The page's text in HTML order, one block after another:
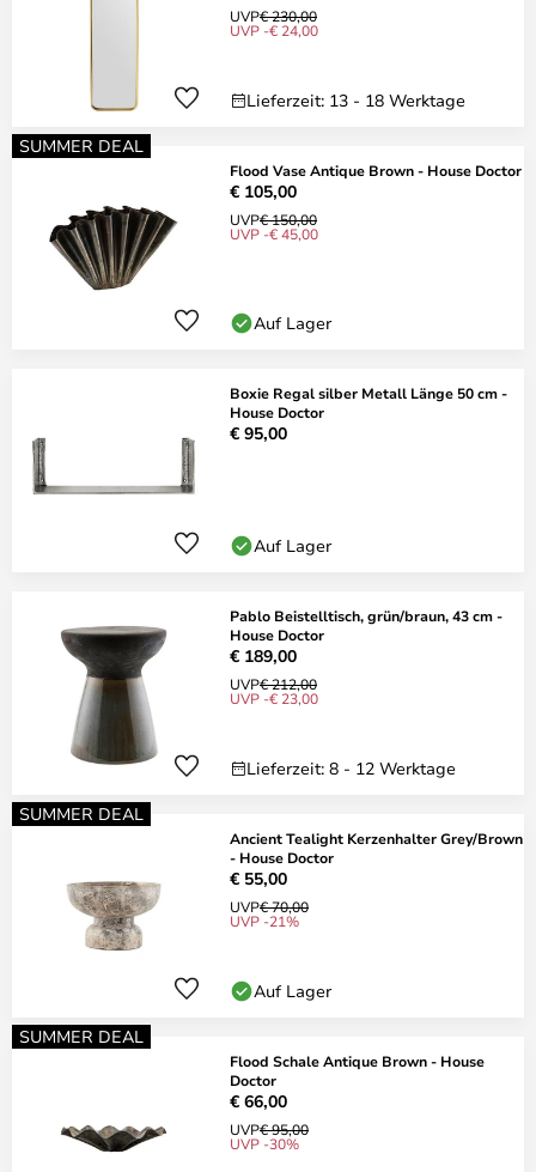
UVP€ 230,00
UVP -€ 24,00
Lieferzeit: 13 - 18 Werktage
SUMMER DEAL
Flood Vase Antique Brown - House Doctor
€ 105,00
UVP€ 150,00
UVP -€ 45,00
Auf Lager
Boxie Regal silber Metall Länge 50 cm -
House Doctor
€ 95,00
Auf Lager
Pablo Beistelltisch, grün/braun, 43 cm -
House Doctor
€ 189,00
UVP€ 212,00
UVP -€ 23,00
Lieferzeit: 8 - 12 Werktage
SUMMER DEAL
Ancient Tealight Kerzenhalter Grey/Brown
- House Doctor
€ 55,00
UVP€ 70,00
UVP -21%
Auf Lager
SUMMER DEAL
Flood Schale Antique Brown - House
Doctor
€ 66,00
UVP€ 95,00
UVP -30%